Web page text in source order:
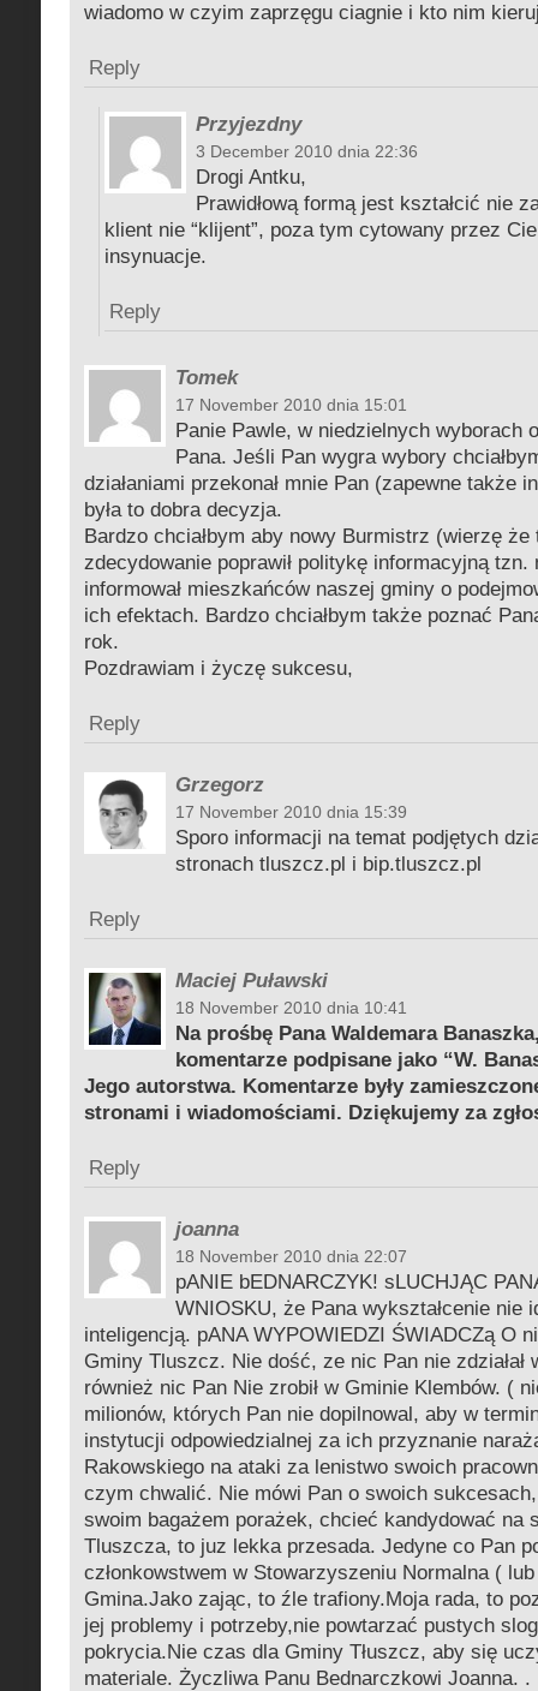
wiadomo w czyim zaprzęgu ciagnie i kto nim
Reply
Przyjezdny
3 December 2010 dnia 22:36
Drogi Antku,
Prawidłową formą jest kształcić nie
klient nie “klijent”, poza tym cytowany przez
insynuacje.
Reply
Tomek
17 November 2010 dnia 15:01
Panie Pawle, w niedzielnych wyborach
Pana. Jeśli Pan wygra wybory
działaniami przekonał mnie Pan (zapewne także
była to dobra decyzja.
Bardzo chciałbym aby nowy Burmistrz (wierzę
zdecydowanie poprawił politykę informacyjną
informował mieszkańców naszej gminy o
ich efektach. Bardzo chciałbym także poznać
rok.
Pozdrawiam i życzę sukcesu,
Reply
Grzegorz
17 November 2010 dnia 15:39
Sporo informacji na temat podjętych
stronach tluszcz.pl i bip.tluszcz.pl
Reply
Maciej Puławski
18 November 2010 dnia 10:41
Na prośbę Pana Waldemara
komentarze podpisane jako “W.
Jego autorstwa. Komentarze były
stronami i wiadomościami. Dziękujemy za
Reply
joanna
18 November 2010 dnia 22:07
pANIE bEDNARCZYK! sLUCHJĄC
WNIOSKU, że Pana wykształcenie nie
inteligencją. pANA WYPOWIEDZI ŚWIADCZą O
Gminy Tluszcz. Nie dość, ze nic Pan nie zdziałał
również nic Pan Nie zrobił w Gminie Klembów. (
milionów, których Pan nie dopilnowal, aby w
instytucji odpowiedzialnej za ich przyznanie
Rakowskiego na ataki za lenistwo swoich
czym chwalić. Nie mówi Pan o swoich
swoim bagażem porażek, chcieć kandydować na
Tluszcza, to juz lekka przesada. Jedyne co Pan
członkowstwem w Stowarzyszeniu Normalna (
Gmina.Jako zając, to źle trafiony.Moja rada, to
jej problemy i potrzeby,nie powtarzać pustych
pokrycia.Nie czas dla Gminy Tłuszcz, aby się
materiale. Życzliwa Panu Bednarczkowi Joanna. .